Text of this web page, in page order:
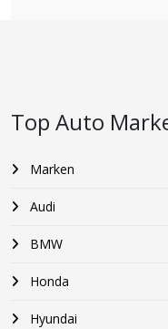
Top Auto
Marken
Audi
BMW
Honda
Hyundai